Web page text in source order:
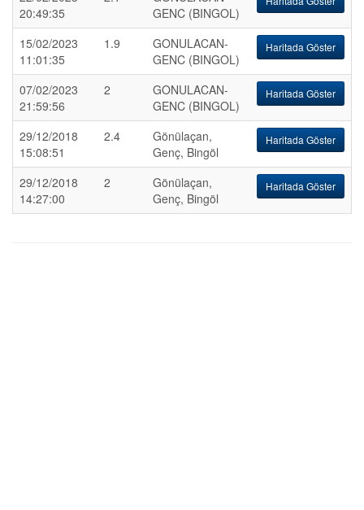
20:49:35
GENC (BINGOL)
15/02/2023
11:01:35
1.9
GONULACAN-
GENC (BINGOL)
Haritada Göster
07/02/2023
21:59:56
2
GONULACAN-
GENC (BINGOL)
Haritada Göster
29/12/2018
15:08:51
2.4
Gönülaçan,
Genç, Bingöl
Haritada Göster
29/12/2018
14:27:00
2
Gönülaçan,
Genç, Bingöl
Haritada Göster